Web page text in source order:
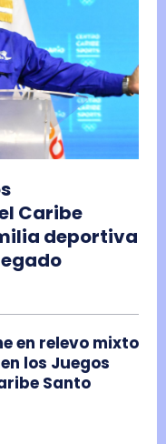
Caribe
deportiva
en relevo mixto
los Juegos
Santo